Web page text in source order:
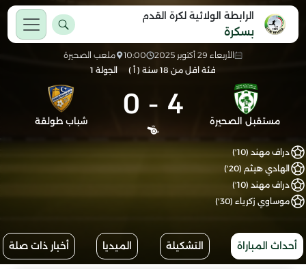
الرابطة الولائية لكرة القدم
بسكرة
الأربعاء 29 أكتوبر 2025 10:00
ملعب الصحيرة
فئة اقل من 18 سنة ( أ )
الجولة 1
مستقبل الصحيرة 4
-
0 شباب طولقة
دراف مهند (10')
الهادي هيثم (20')
دراف مهند (10')
موساوي زكرياء (30')
أحداث المباراة التشكيلة الميديا أخبار ذات صلة